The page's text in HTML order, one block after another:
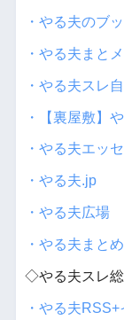
・やる夫のブ
・やる夫まと
・やる夫スレ
・【裏屋敷】
・やる夫エッ
・やる夫.jp
・やる夫広場
・やる夫まと
◇やる夫スレ
・やる夫